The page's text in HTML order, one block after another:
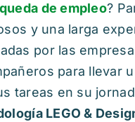
de empleo?
y una larga
por las
para llevar
tareas en su
LEGO &